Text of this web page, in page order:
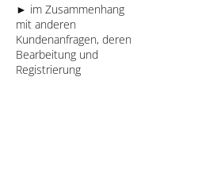
► im Zusammenhang
mit anderen
Kundenanfragen, deren
Bearbeitung und
Registrierung